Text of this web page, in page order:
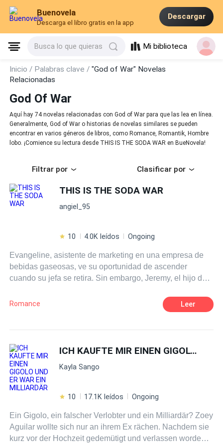
Buenovela
Descarga el libro gratis en la app
Descargar
Busca lo que quieras Mi biblioteca
Inicio / Palabras clave /"God of War" Novelas
Relacionadas
God Of War
Aquí hay 74 novelas relacionadas con God of War para que las lea en línea.
Generalmente, God of War o historias de novelas similares se pueden
encontrar en varios géneros de libros, como Romance, Romantik, Hombre
lobo. ¡Comience su lectura desde THIS IS THE SODA WAR en BueNovela!
Filtrar por Clasificar por
THIS IS THE SODA WAR
angiel_95
10 4.0K leídos Ongoing
Evangeline, asistente de marketing en una empresa de
bebidas gaseosas, ve su oportunidad de ascender
cuando su jefa se retira. Sin embargo, Jeremy, el hijo del
El dueño decide que el nuevo gerente será elegido
mediante una competencia: ambos deben lanzar un
diferencias y rivalidades, se ven forzados a demostrar
quién es el mejor en su campo. Con encuentros caóticos
y graciosos, la competencia se convierte en un campo de
batalla lleno de humor, drama y momentos románticos.
Además, el ex prometido de Evangeline reaparece,
avanzan, también lo hace la relación entre Evangeline y
Jeremy, pasando de enemigos a algo mucho más
profundo, descubriendo que el amor puede surgir en las
Romance Leer
ICH KAUFTE MIR EINEN GIGOLO UND ER WAR EIN MILLIARDÄR
Kayla Sango
10 17.1K leídos Ongoing
Ein Gigolo, ein falscher Verlobter und ein Milliardär? Zoey
Aguilar wollte sich nur an ihrem Ex rächen. Nachdem sie
kurz vor der Hochzeit gedemütigt und verlassen worden